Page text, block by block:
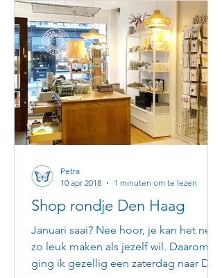
Shop rondje Den Haag
Januari saai? Nee hoor, je kan het net
zo leuk maken als jezelf wil. Daarom
ging ik gezellig een zaterdag naar Den
Petra
10 apr 2018
1 minuten om te lezen